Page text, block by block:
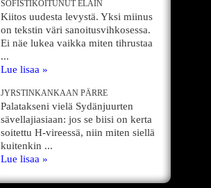
SOFISTIKOITUNUT ELÄIN
Kiitos uudesta levystä. Yksi miinus
on tekstin väri sanoitusvihkosessa.
Ei näe lukea vaikka miten tihrustaa
...
Lue lisaa »
JYRSTINKANKAAN PÄRRE
Palatakseni vielä Sydänjuurten
sävellajiasiaan: jos se biisi on kerta
soitettu H-vireessä, niin miten siellä
kuitenkin ...
Lue lisaa »